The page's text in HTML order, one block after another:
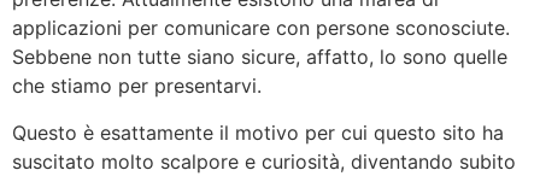
applicazioni per comunicare con persone sconosciute.
Sebbene non tutte siano sicure, affatto, lo sono quelle
che stiamo per presentarvi.
Questo è esattamente il motivo per cui questo sito ha
suscitato molto scalpore e curiosità, diventando subito